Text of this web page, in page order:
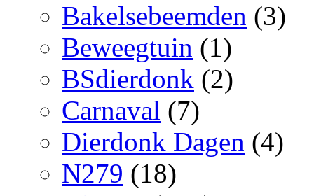
Bakelsebeemden (3)
Beweegtuin (1)
BSdierdonk (2)
Carnaval (7)
Dierdonk Dagen (4)
N279 (18)